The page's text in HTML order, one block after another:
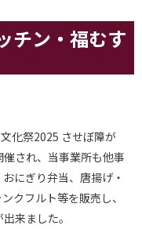
チン・福むす
化祭2025 させぼ障が
され、当事業所も他事
おにぎり弁当、唐揚げ・
クフルト等を販売し、
来ました。